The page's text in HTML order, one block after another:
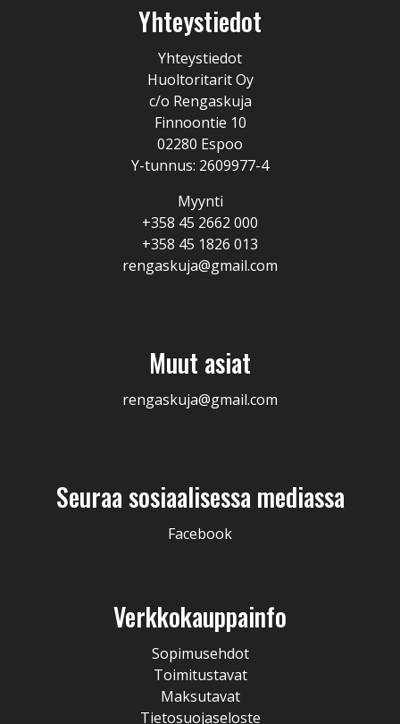
Yhteystiedot
Yhteystiedot
Huoltoritarit Oy
c/o Rengaskuja
Finnoontie 10
02280 Espoo
Y-tunnus: 2609977-4
Myynti
+358 45 2662 000
+358 45 1826 013
rengaskuja@gmail.com
Muut asiat
rengaskuja@gmail.com
Seuraa sosiaalisessa mediassa
Facebook
Verkkokauppainfo
Sopimusehdot
Toimitustavat
Maksutavat
Tietosuojaseloste